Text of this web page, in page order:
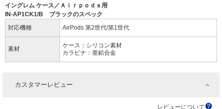
イングレム ケース／Ａｉｒｐｏｄｓ用
IN-AP1CK1/B ブラックのスペック
対応機種
AirPods 第2世代/第1世代
素材
ケース：シリコン素材
カラビナ：亜鉛合金
カスタマーレビュー
レビューについて